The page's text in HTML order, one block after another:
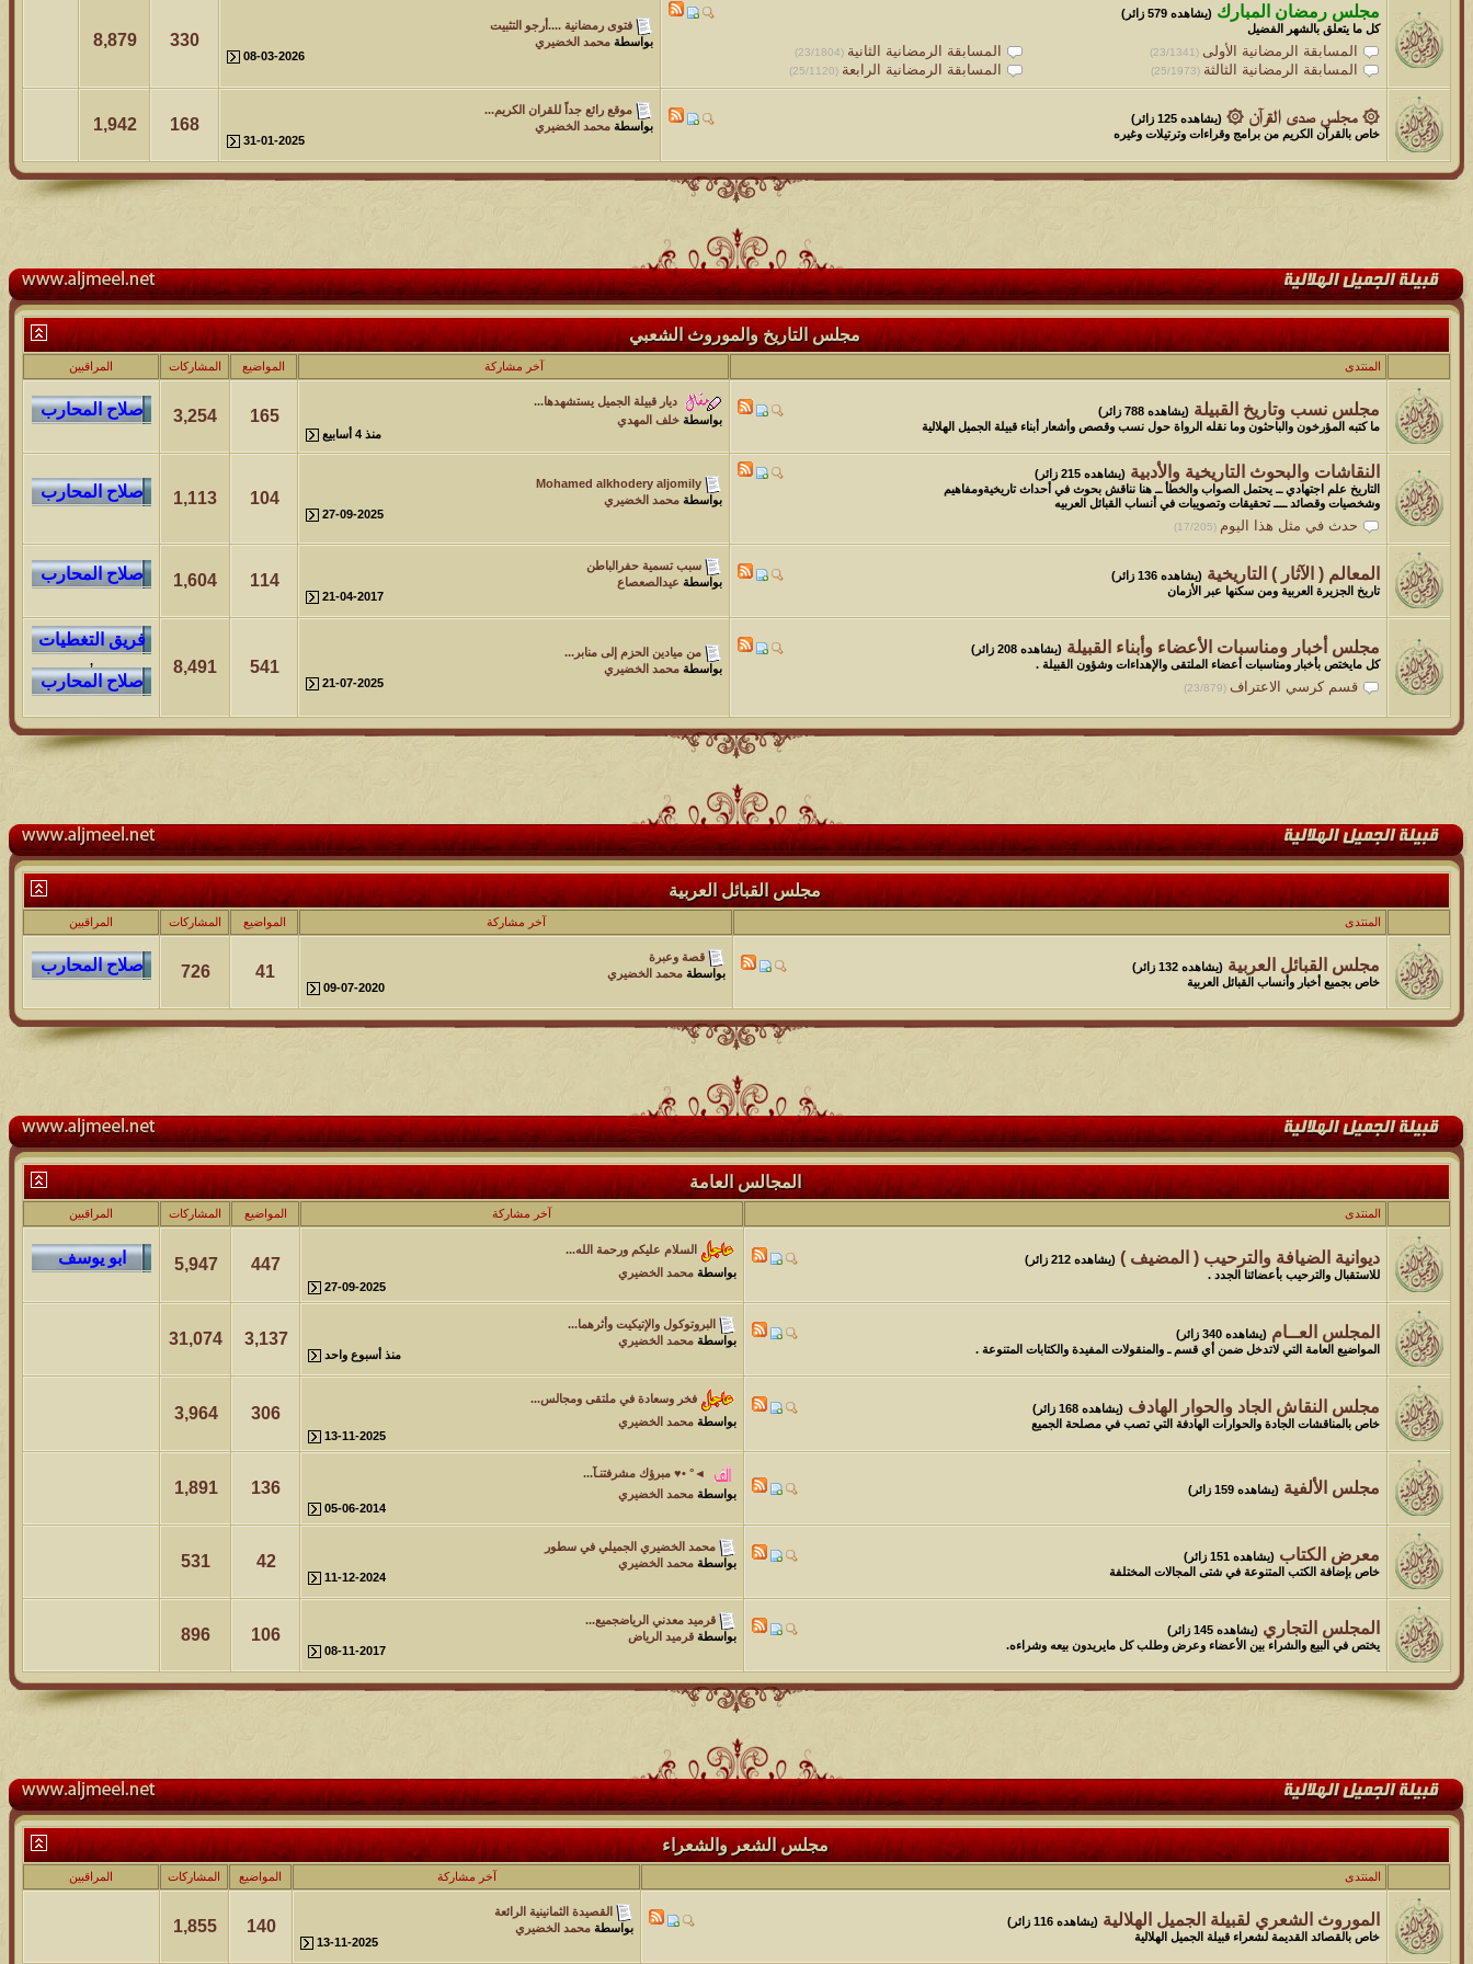
مجلس رمضان المبارك (يشاهده 579 زائر)
كل ما يتعلق بالشهر الفضيل
المسابقة الرمضانية الأولى (23/1341) المسابقة الرمضانية الثانية (23/1804)
المسابقة الرمضانية الثالثة (25/1973) المسابقة الرمضانية الرابعة (25/1120)
فتوى رمضانية ....أرجو التثبيت
بواسطة محمد الخضيري
08-03-2026
330
8,879
۞ مجلس صدى القرآن ۞ (يشاهده 125 زائر)
خاص بالقرآن الكريم من برامج وقراءات وترتيلات وغيره
موقع رائع جداً للقران الكريم...
بواسطة محمد الخضيري
31-01-2025
168
1,942
مجلس التاريخ والموروث الشعبي
المنتدى آخر مشاركة المواضيع المشاركات المراقبين
مجلس نسب وتاريخ القبيلة (يشاهده 788 زائر)
ما كتبه المؤرخون والباحثون وما نقله الرواة حول نسب وقصص وأشعار أبناء قبيلة الجميل الهلالية
ديار قبيلة الجميل يستشهدها...
بواسطة خلف المهدي
منذ 4 أسابيع
165
3,254
النقاشات والبحوث التاريخية والأدبية (يشاهده 215 زائر)
التاريخ علم اجتهادي ــ يحتمل الصواب والخطأ ــ هنا نناقش بحوث في أحداث تاريخيةومفاهيم
وشخصيات وقصائد ــــ تحقيقات وتصويبات في أنساب القبائل العربيه
حدث في مثل هذا اليوم (17/205)
Mohamed alkhodery aljomily
بواسطة محمد الخضيري
27-09-2025
104
1,113
المعالم ( الآثار ) التاريخية (يشاهده 136 زائر)
تاريخ الجزيرة العربية ومن سكنها عبر الأزمان
سبب تسمية حفرالباطن
بواسطة عيدالصعصاع
21-04-2017
114
1,604
مجلس أخبار ومناسبات الأعضاء وأبناء القبيلة (يشاهده 208 زائر)
كل مايختص بأخبار ومناسبات أعضاء الملتقى والإهداءات وشؤون القبيلة .
قسم كرسي الاعتراف (23/879)
من ميادين الحزم إلى منابر...
بواسطة محمد الخضيري
21-07-2025
541
8,491
,
مجلس القبائل العربية
المنتدى آخر مشاركة المواضيع المشاركات المراقبين
مجلس القبائل العربية (يشاهده 132 زائر)
خاص بجميع أخبار وأنساب القبائل العربية
قصة وعبرة
بواسطة محمد الخضيري
09-07-2020
41
726
المجالس العامة
المنتدى آخر مشاركة المواضيع المشاركات المراقبين
ديوانية الضيافة والترحيب ( المضيف ) (يشاهده 212 زائر)
للاستقبال والترحيب بأعضائنا الجدد .
السلام عليكم ورحمة الله...
بواسطة محمد الخضيري
27-09-2025
447
5,947
المجلس العــام (يشاهده 340 زائر)
المواضيع العامة التي لاتدخل ضمن أي قسم ـ والمنقولات المفيدة والكتابات المتنوعة .
البروتوكول والإتيكيت وأثرهما...
بواسطة محمد الخضيري
منذ أسبوع واحد
3,137
31,074
مجلس النقاش الجاد والحوار الهادف (يشاهده 168 زائر)
خاص بالمناقشات الجادة والحوارات الهادفة التي تصب في مصلحة الجميع
فخر وسعادة في ملتقى ومجالس...
بواسطة محمد الخضيري
13-11-2025
306
3,964
مجلس الألفية (يشاهده 159 زائر)
◄° •♥ مبرؤك مشرفتنـآ...
بواسطة محمد الخضيري
05-06-2014
136
1,891
معرض الكتاب (يشاهده 151 زائر)
خاص بإضافة الكتب المتنوعة في شتى المجالات المختلفة
محمد الخضيري الجميلي في سطور
بواسطة محمد الخضيري
11-12-2024
42
531
المجلس التجاري (يشاهده 145 زائر)
يختص في البيع والشراء بين الأعضاء وعرض وطلب كل مايريدون بيعه وشراءه.
قرميد معدني الرياضجميع...
بواسطة قرميد الرياض
08-11-2017
106
896
مجلس الشعر والشعراء
المنتدى آخر مشاركة المواضيع المشاركات المراقبين
الموروث الشعري لقبيلة الجميل الهلالية (يشاهده 116 زائر)
خاص بالقصائد القديمة لشعراء قبيلة الجميل الهلالية
القصيدة الثمانينية الرائعة
بواسطة محمد الخضيري
13-11-2025
140
1,855